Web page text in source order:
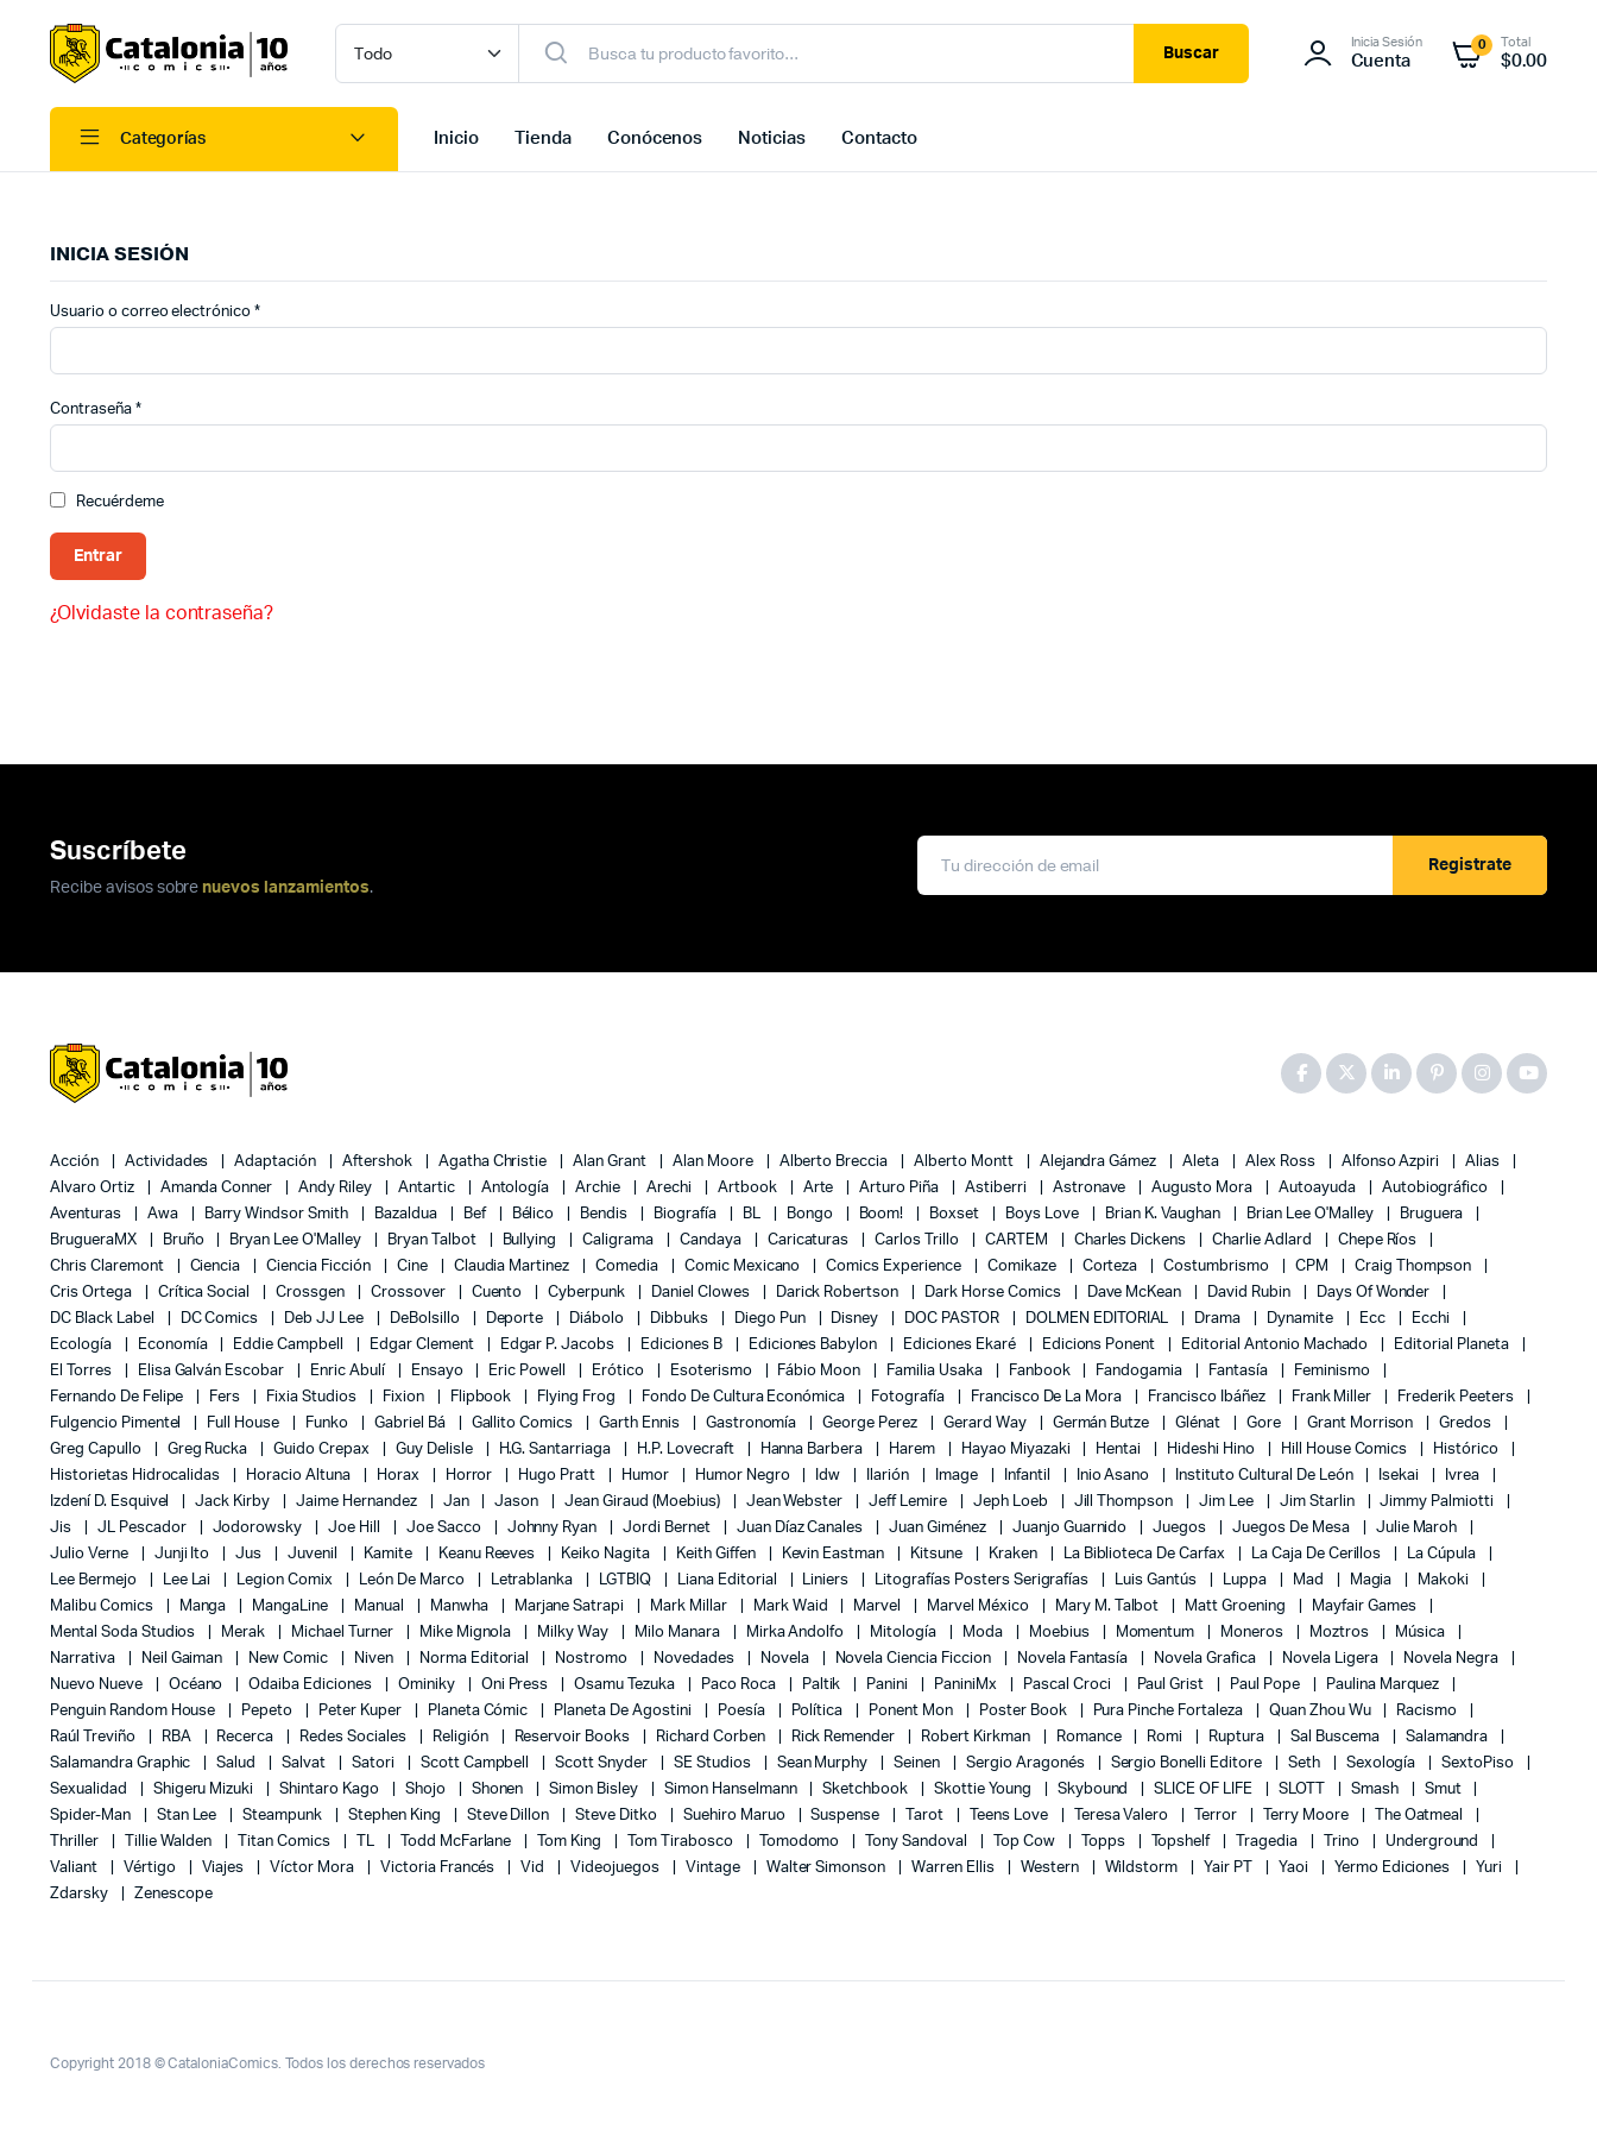
Buscar
Inicia Sesión
Cuenta
0 Total
$0.00
Categorías Inicio Tienda Conócenos Noticias Contacto
INICIA SESIÓN
Usuario o correo electrónico*Obligatorio
Contraseña *Obligatorio
Recuérdeme
Entrar
¿Olvidaste la contraseña?
Suscríbete
Recibe avisos sobre nuevos lanzamientos.
Registrate
Acción Actividades Adaptación Aftershok Agatha Christie Alan Grant Alan Moore Alberto Breccia Alberto Montt Alejandra Gámez Aleta Alex Ross Alfonso Azpiri
Alias
Alvaro Ortiz
Amanda Conner Andy Riley Antartic Antología Archie Arechi Artbook Arte Arturo Piña Astiberri Astronave Augusto Mora Autoayuda
Autobiográfico
Aventuras
Awa Barry Windsor Smith Bazaldua Bef Bélico Bendis Biografía BL Bongo Boom! Boxset Boys Love Brian K. Vaughan Brian Lee O'Malley
Bruguera
BrugueraMX
Bruño Bryan Lee O'Malley Bryan Talbot Bullying Caligrama Candaya Caricaturas Carlos Trillo CARTEM Charles Dickens Charlie Adlard
Chepe Ríos
Chris Claremont
Ciencia Ciencia Ficción Cine Claudia Martinez Comedia Comic Mexicano Comics Experience Comikaze Corteza Costumbrismo CPM
Craig Thompson
Cris Ortega
Crítica Social Crossgen Crossover Cuento Cyberpunk Daniel Clowes Darick Robertson Dark Horse Comics Dave McKean David Rubin
Days Of Wonder
DC Black Label
DC Comics Deb JJ Lee DeBolsillo Deporte Diábolo Dibbuks Diego Pun Disney DOC PASTOR DOLMEN EDITORIAL Drama Dynamite Ecc
Ecchi
Ecología
Economía Eddie Campbell Edgar Clement Edgar P. Jacobs Ediciones B Ediciones Babylon Ediciones Ekaré Edicions Ponent Editorial Antonio Machado
Editorial Planeta
El Torres
Elisa Galván Escobar Enric Abulí Ensayo Eric Powell Erótico Esoterismo Fábio Moon Familia Usaka Fanbook Fandogamia Fantasía
Feminismo
Fernando De Felipe
Fers Fixia Studios Fixion Flipbook Flying Frog Fondo De Cultura Económica Fotografía Francisco De La Mora Francisco Ibáñez Frank Miller
Frederik Peeters
Fulgencio Pimentel
Full House Funko Gabriel Bá Gallito Comics Garth Ennis Gastronomía George Perez Gerard Way Germán Butze Glénat Gore Grant Morrison
Gredos
Greg Capullo
Greg Rucka Guido Crepax Guy Delisle H.G. Santarriaga H.P. Lovecraft Hanna Barbera Harem Hayao Miyazaki Hentai Hideshi Hino Hill House Comics
Histórico
Historietas Hidrocalidas
Horacio Altuna Horax Horror Hugo Pratt Humor Humor Negro Idw Ilarión Image Infantil Inio Asano Instituto Cultural De León Isekai
Ivrea
Izdení D. Esquivel
Jack Kirby Jaime Hernandez Jan Jason Jean Giraud (Moebius) Jean Webster Jeff Lemire Jeph Loeb Jill Thompson Jim Lee Jim Starlin
Jimmy Palmiotti
Jis
JL Pescador Jodorowsky Joe Hill Joe Sacco Johnny Ryan Jordi Bernet Juan Díaz Canales Juan Giménez Juanjo Guarnido Juegos Juegos De Mesa
Julie Maroh
Julio Verne
Junji Ito Jus Juvenil Kamite Keanu Reeves Keiko Nagita Keith Giffen Kevin Eastman Kitsune Kraken La Biblioteca De Carfax La Caja De Cerillos
La Cúpula
Lee Bermejo
Lee Lai Legion Comix León De Marco Letrablanka LGTBIQ Liana Editorial Liniers Litografías Posters Serigrafías Luis Gantús Luppa Mad Magia
Makoki
Malibu Comics
Manga MangaLine Manual Manwha Marjane Satrapi Mark Millar Mark Waid Marvel Marvel México Mary M. Talbot Matt Groening
Mayfair Games
Mental Soda Studios
Merak Michael Turner Mike Mignola Milky Way Milo Manara Mirka Andolfo Mitología Moda Moebius Momentum Moneros Moztros
Música
Narrativa
Neil Gaiman New Comic Niven Norma Editorial Nostromo Novedades Novela Novela Ciencia Ficcion Novela Fantasía Novela Grafica Novela Ligera
Novela Negra
Nuevo Nueve
Océano Odaiba Ediciones Ominiky Oni Press Osamu Tezuka Paco Roca Paltik Panini PaniniMx Pascal Croci Paul Grist Paul Pope
Paulina Marquez
Penguin Random House
Pepeto Peter Kuper Planeta Cómic Planeta De Agostini Poesía Política Ponent Mon Poster Book Pura Pinche Fortaleza Quan Zhou Wu
Racismo
Raúl Treviño
RBA Recerca Redes Sociales Religión Reservoir Books Richard Corben Rick Remender Robert Kirkman Romance Romi Ruptura Sal Buscema
Salamandra
Salamandra Graphic
Salud Salvat Satori Scott Campbell Scott Snyder SE Studios Sean Murphy Seinen Sergio Aragonés Sergio Bonelli Editore Seth Sexología
SextoPiso
Sexualidad
Shigeru Mizuki Shintaro Kago Shojo Shonen Simon Bisley Simon Hanselmann Sketchbook Skottie Young Skybound SLICE OF LIFE SLOTT Smash
Smut
Spider-Man
Stan Lee Steampunk Stephen King Steve Dillon Steve Ditko Suehiro Maruo Suspense Tarot Teens Love Teresa Valero Terror Terry Moore
The Oatmeal
Thriller
Tillie Walden Titan Comics Todd McFarlane Tom King Tom Tirabosco Tomodomo Tony Sandoval Top Cow Topps Topshelf Tragedia Trino
Underground
Valiant
Vértigo Viajes Víctor Mora Victoria Francés Vid Videojuegos Vintage Walter Simonson Warren Ellis Western Wildstorm Yair PT Yaoi Yermo Ediciones
Yuri
Zdarsky
Zenescope
Copyright 2018 © CataloniaComics. Todos los derechos reservados